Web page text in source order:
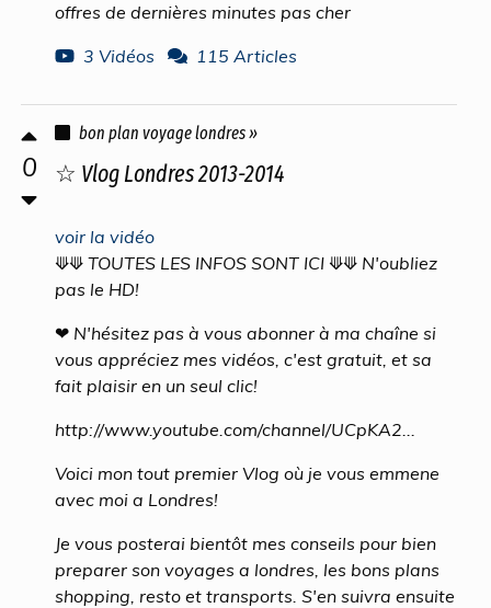
offres de dernières minutes pas cher
3 Vidéos
115 Articles
0
bon plan voyage londres »
☆ Vlog Londres 2013-2014
voir la vidéo
⟱⟱ TOUTES LES INFOS SONT ICI ⟱⟱ N'oubliez
pas le HD!
❤ N'hésitez pas à vous abonner à ma chaîne si
vous appréciez mes vidéos, c'est gratuit, et sa
fait plaisir en un seul clic!
http://www.youtube.com/channel/UCpKA2...
Voici mon tout premier Vlog où je vous emmene
avec moi a Londres!
Je vous posterai bientôt mes conseils pour bien
preparer son voyages a londres, les bons plans
shopping, resto et transports. S'en suivra ensuite